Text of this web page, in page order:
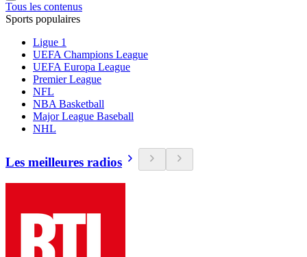
Tous les contenus
Sports populaires
Ligue 1
UEFA Champions League
UEFA Europa League
Premier League
NFL
NBA Basketball
Major League Baseball
NHL
Les meilleures radios